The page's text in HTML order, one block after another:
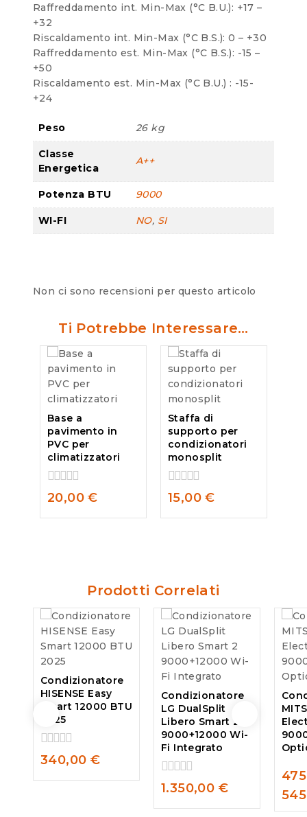
Raffreddamento int. Min-Max (°C B.U.): +17 –
+32
Riscaldamento int. Min-Max (°C B.S.): 0 – +30
Raffreddamento est. Min-Max (°C B.S.): -15 –
+50
Riscaldamento est. Min-Max (°C B.U.) : -15-
+24
Peso 26 kg
Classe
Energetica
A++
Potenza BTU 9000
WI-FI NO, SI
Non ci sono recensioni per questo articolo
Ti Potrebbe Interessare…
Base a
pavimento in
PVC per
climatizzatori
0
out
of
20,00€
Staffa di
supporto per
condizionatori
monosplit
0
out
of
15,00€
Prodotti Correlati
Condizionatore
HISENSE Easy
Smart 12000 BTU
2025
0
out
of
340,00 €
Condizionatore
LG DualSplit
Libero Smart 2
9000+12000 Wi-
Fi Integrato
0
out
of
1.350,00 €
out
of